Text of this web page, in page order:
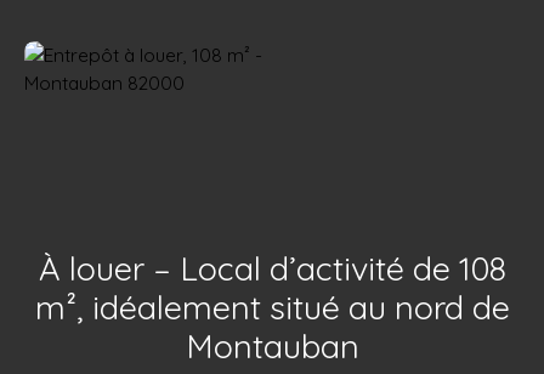
À louer – Local d’activité de 108
m², idéalement situé au nord de
Montauban